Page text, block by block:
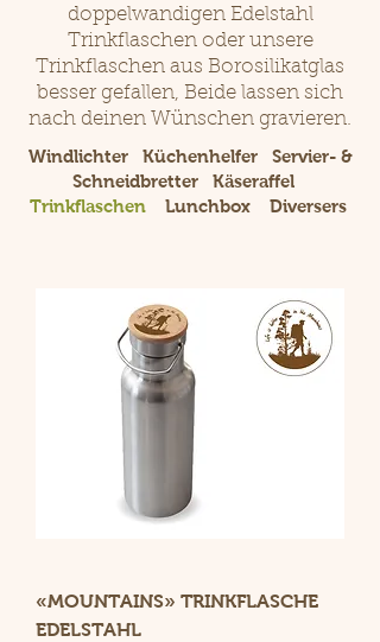
doppelwandigen Edelstahl
Trinkflaschen oder unsere
Trinkflaschen aus Borosilikatglas
besser gefallen, Beide lassen sich
nach deinen Wünschen gravieren.
Windlichter
Küchenhelfer
Servier- &
Schneidbretter
Käseraffel
Trinkflaschen
Lunchbox Diversers
«MOUNTAINS» TRINKFLASCHE
EDELSTAHL